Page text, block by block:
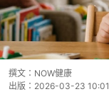
撰文： NOW健康
出版： 2026-03-23 10:01